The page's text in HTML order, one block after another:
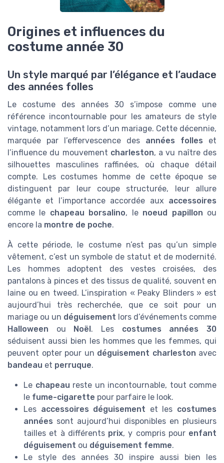
Origines et influences du
costume année 30
Un style marqué par l’élégance et l’audace
des années folles
Le costume des années 30 s’impose comme une
référence incontournable pour les amateurs de style
vintage, notamment lors d’un mariage. Cette décennie,
marquée par l’effervescence des années folles et
l’influence du mouvement charleston, a vu naître des
silhouettes masculines raffinées, où chaque détail
compte. Les costumes homme de cette époque se
distinguent par leur coupe structurée, leur allure
élégante et l’importance accordée aux accessoires
comme le chapeau borsalino, le noeud papillon ou
encore la montre de poche.
À cette période, le costume n’est pas qu’un simple
vêtement, c’est un symbole de statut et de modernité.
Les hommes adoptent des vestes croisées, des
pantalons à pinces et des tissus de qualité, souvent en
laine ou en tweed. L’inspiration « Peaky Blinders » est
aujourd’hui très recherchée, que ce soit pour un
mariage ou un déguisement lors d’événements comme
Halloween ou Noël. Les costumes années 30
séduisent aussi bien les hommes que les femmes, qui
peuvent opter pour un déguisement charleston avec
bandeau et perruque.
Le chapeau reste un incontournable, tout comme
le fume-cigarette pour parfaire le look.
Les accessoires déguisement et les costumes
années sont aujourd’hui disponibles en plusieurs
tailles et à différents prix, y compris pour enfant
déguisement ou déguisement femme.
Le style des années 30 inspire aussi bien les